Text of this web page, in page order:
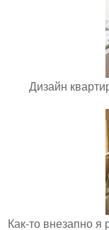
Дизайн
Как-то внезапно